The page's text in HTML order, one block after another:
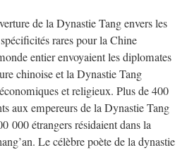
de la Dynastie Tang envers les
rares pour la Chine
entier envoyaient les diplomates
chinoise et la Dynastie Tang
et religieux. Plus de 400
aux empereurs de la Dynastie Tang
000 étrangers résidaient dans la
Le célèbre poète de la dynastie